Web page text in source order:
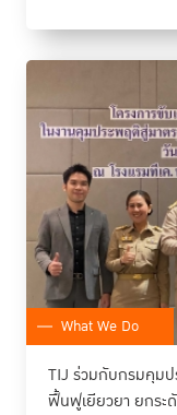
What We Do
TIJ ร่วมกับกรมคุมป
ฟื้นฟูเยียวยา ยกระ